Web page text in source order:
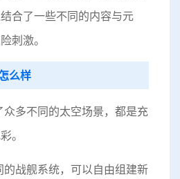
合了一些不同的内容与元
刺激。
么样
多不同的太空场景，都是充
。
战舰系统，可以自由组建新